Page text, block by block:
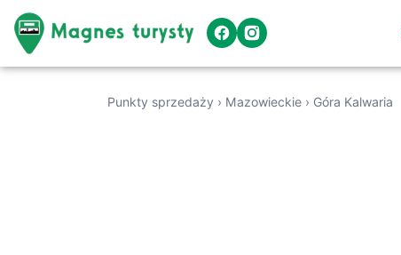
Punkty sprzedaży › Mazowieckie › Góra Kalwaria